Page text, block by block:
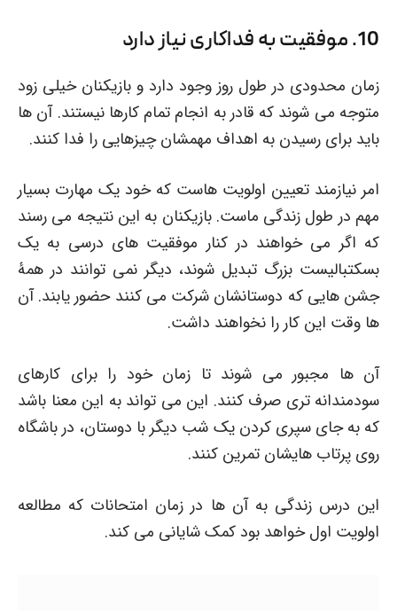
10. موفقیت به فداکاری نیاز دارد
زمان محدودی در طول روز وجود دارد و بازیکنان خیلی زود
متوجه می شوند که قادر به انجام تمام کارها نیستند. آن ها
باید برای رسیدن به اهداف مهمشان چیزهایی را فدا کنند.
امر نیازمند تعیین اولویت هاست که خود یک مهارت بسیار
مهم در طول زندگی ماست. بازیکنان به این نتیجه می رسند
که اگر می خواهند در کنار موفقیت های درسی به یک
بسکتبالیست بزرگ تبدیل شوند، دیگر نمی توانند در همۀ
جشن هایی که دوستانشان شرکت می کنند حضور یابند. آن
ها وقت این کار را نخواهند داشت.
آن ها مجبور می شوند تا زمان خود را برای کارهای
سودمندانه تری صرف کنند. این می تواند به این معنا باشد
که به جای سپری کردن یک شب دیگر با دوستان، در باشگاه
روی پرتاب هایشان تمرین کنند.
این درس زندگی به آن ها در زمان امتحانات که مطالعه
اولویت اول خواهد بود کمک شایانی می کند.